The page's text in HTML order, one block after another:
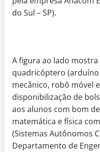
do Sul – SP).
A figura ao lado
quadricóptero
mecânico, robô móvel
disponibilização de
aos alunos com bom
matemática e física
(Sistemas Autônomos
Departamento de